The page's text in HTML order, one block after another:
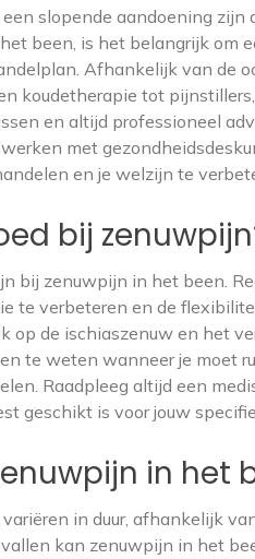
slopende aandoening
been, is het belangrijk om
Afhankelijk van de
koudetherapie tot
en altijd professioneel
met
en je welzijn te
bij
bij zenuwpijn in het been.
te verbeteren en de
op de ischiaszenuw en het
te weten wanneer je moet
Raadpleeg altijd een
geschikt is voor jouw
in het
in duur, afhankelijk
kan zenuwpijn in het